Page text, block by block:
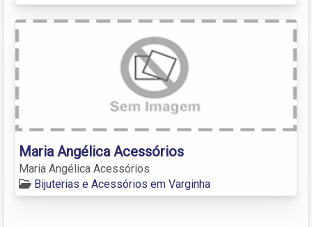
Maria Angélica Acessórios
Maria Angélica Acessórios
Bijuterias e Acessórios em Varginha